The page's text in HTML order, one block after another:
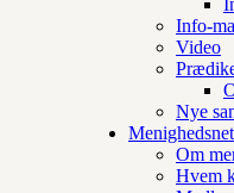
Info-
Video
Nye
Om
Hvem